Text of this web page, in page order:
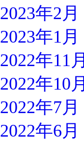
2023年2月
2023年1月
2022年11月
2022年10月
2022年7月
2022年6月